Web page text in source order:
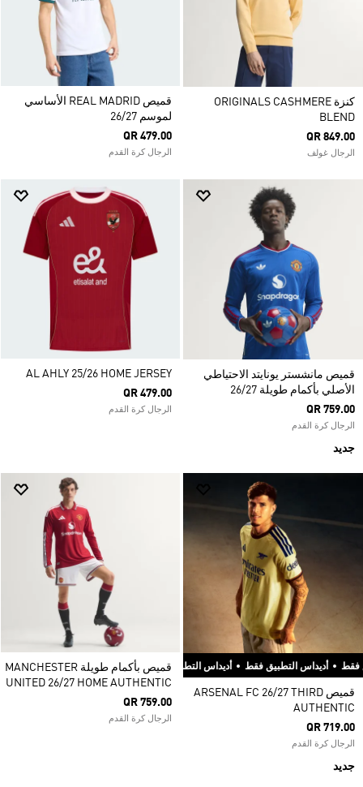
كنزة ORIGINALS CASHMERE
BLEND
QR 849.00
الرجال غولف
قميص REAL MADRID الأساسي
لموسم 26/27
QR 479.00
الرجال كرة القدم
قميص مانشستر يونايتد الاحتياطي
الأصلي بأكمام طويلة 26/27
QR 759.00
الرجال كرة القدم
جديد
AL AHLY 25/26 HOME JERSEY
QR 479.00
الرجال كرة القدم
أديداس التطبيق فقط • أديداس التطبيق فقط • أديداس التطبيق فقط • التطبيق فقط
قميص ARSENAL FC 26/27 THIRD
AUTHENTIC
QR 719.00
الرجال كرة القدم
جديد
قميص بأكمام طويلة MANCHESTER
UNITED 26/27 HOME AUTHENTIC
QR 759.00
الرجال كرة القدم